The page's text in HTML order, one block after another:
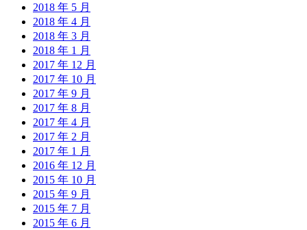
2018 年 5 月
2018 年 4 月
2018 年 3 月
2018 年 1 月
2017 年 12 月
2017 年 10 月
2017 年 9 月
2017 年 8 月
2017 年 4 月
2017 年 2 月
2017 年 1 月
2016 年 12 月
2015 年 10 月
2015 年 9 月
2015 年 7 月
2015 年 6 月